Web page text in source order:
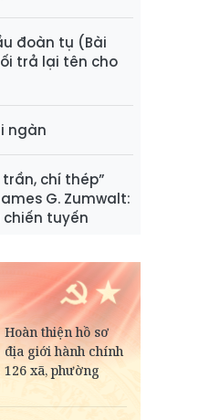
đoàn tụ (Bài
trả lại tên cho
ngàn
chí thép”
G. Zumwalt:
chiến tuyến